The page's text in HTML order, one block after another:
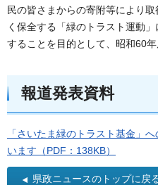
民の皆さまからの寄附等により
く保全する「緑のトラスト運動
することを目的として、昭和60年
報道発表資料
「さいたま緑のトラスト基金」
います（PDF：138KB）
県政ニュースのトップに戻